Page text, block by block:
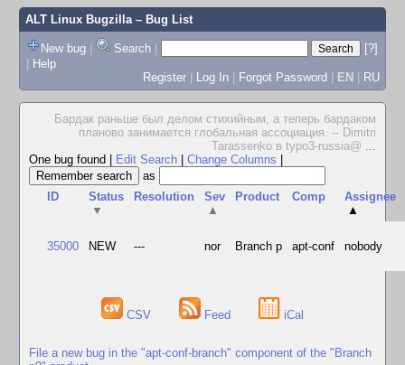
ALT Linux Bugzilla– Bug List
New bug | Search |
[?]
| Help
Register | Log In | Forgot Password | EN | RU
Бардак раньше был делом стихийным, а теперь бардаком
планово занимается глобальная ассоциация. -- Dimitri
Tarassenko в typo3-russia@ ...
One bug found
Edit Search Change Columns
as
ID
Status
▼
Resolution
Sev
▲
Product Comp
Assignee
▲
35000 NEW --- nor Branch p apt-conf nobody
CSV Feed iCal
File a new bug in the "apt-conf-branch" component of the "Branch